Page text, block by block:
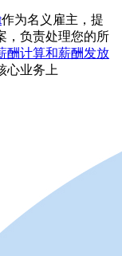
作为名义雇主，提
，负责处理您的所
酬计算和薪酬发放
心业务上